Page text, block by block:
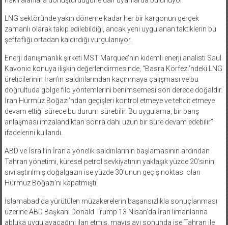
LNG sektöründe yakın döneme kadar her bir kargonun gerçek
zamanlı olarak takip edilebildiği, ancak yeni uygulanan taktiklerin bu
şeffaflığı ortadan kaldırdığı vurgulanıyor.
Enerji danışmanlık şirketi MST Marquee’nin kıdemli enerji analisti Saul
Kavonic konuya ilişkin değerlendirmesinde, “Basra Körfezi’ndeki LNG
üreticilerinin İran’ın saldırılarından kaçınmaya çalışması ve bu
doğrultuda gölge filo yöntemlerini benimsemesi son derece doğaldır.
İran Hürmüz Boğazı’ndan geçişleri kontrol etmeye ve tehdit etmeye
devam ettiği sürece bu durum sürebilir. Bu uygulama, bir barış
anlaşması imzalandıktan sonra dahi uzun bir süre devam edebilir”
ifadelerini kullandı.
ABD ve İsrail’in İran’a yönelik saldırılarının başlamasının ardından
Tahran yönetimi, küresel petrol sevkiyatının yaklaşık yüzde 20’sinin,
sıvılaştırılmış doğalgazın ise yüzde 30’unun geçiş noktası olan
Hürmüz Boğazı’nı kapatmıştı.
İslamabad’da yürütülen müzakerelerin başarısızlıkla sonuçlanması
üzerine ABD Başkanı Donald Trump 13 Nisan’da İran limanlarına
abluka uygulayacağını ilan etmiş, mayıs ayı sonunda ise Tahran ile